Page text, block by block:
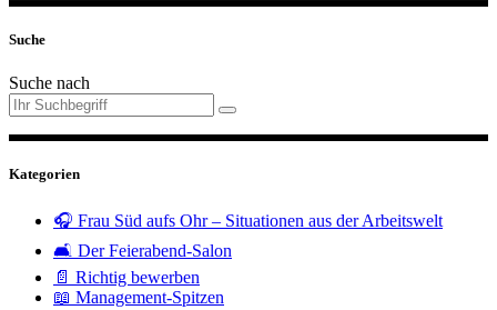
Suche
Suche nach
Kategorien
🎧 Frau Süd aufs Ohr – Situationen aus der Arbeitswelt
🛋️ Der Feierabend-Salon
📄 Richtig bewerben
📖 Management-Spitzen